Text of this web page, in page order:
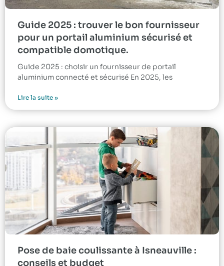
Guide 2025 : trouver le bon fournisseur
pour un portail aluminium sécurisé et
compatible domotique.
Guide 2025 : choisir un fournisseur de portail
aluminium connecté et sécurisé En 2025, les
Lire la suite »
Pose de baie coulissante à Isneauville :
conseils et budget